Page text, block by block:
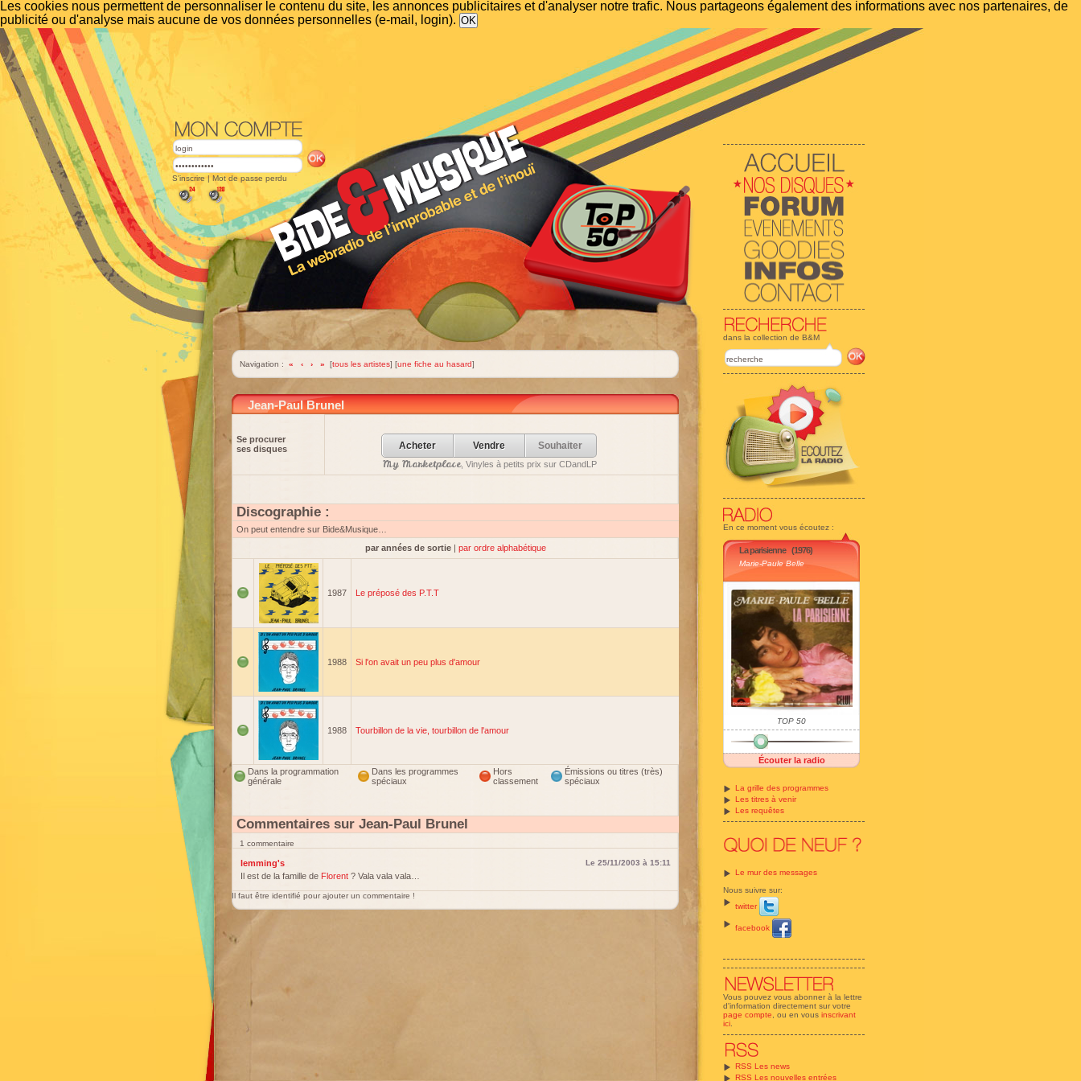
Les cookies nous permettent de personnaliser le contenu du site, les annonces publicitaires et d'analyser notre trafic. Nous partageons également des informations avec nos partenaires, de
publicité ou d'analyse mais aucune de vos données personnelles (e-mail, login).
dans la collection de B&M
En ce moment vous écoutez :
La parisienne (1976)
Marie-Paule Belle
TOP 50
Écouter la radio
La grille des programmes
Les titres à venir
Les requêtes
Le mur des messages
Nous suivre sur:
twitter
facebook
Vous pouvez vous abonner à la lettre
d'information directement sur votre
page compte , ou en vous inscrivant
ici
RSS Les news
RSS Les nouvelles entrées
S'inscrire | Mot de passe perdu
Navigation : « ‹ › » [tous les artistes] [une fiche au hasard]
Jean-Paul Brunel
Se procurer
ses disques
Acheter Vendre Souhaiter
My Marketplace, Vinyles à petits prix sur CDandLP
Discographie :
On peut entendre sur Bide&Musique…
par années de sortie | par ordre alphabétique
1987 Le préposé des P.T.T
1988 Si l'on avait un peu plus d'amour
1988 Tourbillon de la vie, tourbillon de l'amour
Dans la programmation
générale
Dans les programmes
spéciaux
Hors
classement
Émissions ou titres (très)
spéciaux
Commentaires sur Jean-Paul Brunel
1 commentaire
lemming's Le 25/11/2003 à 15:11
Il est de la famille de Florent ? Vala vala vala…
Il faut être identifié pour ajouter un commentaire !